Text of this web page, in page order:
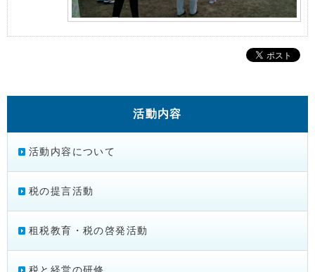
活動内容
活動内容について
税の提言活動
租税教育・税の啓発活動